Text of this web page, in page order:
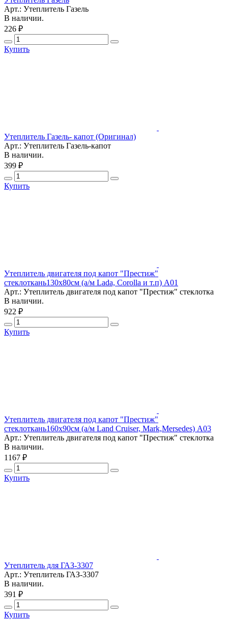
Арт.: Утеплитель Газель
В наличии.
226 ₽
Купить
Утеплитель Газель- капот (Оригинал)
Арт.: Утеплитель Газель-капот
В наличии.
399 ₽
Купить
Утеплитель двигателя под капот "Престиж"
стеклоткань130х80см (а/м Lada, Corolla и т.п) А01
Арт.: Утеплитель двигателя под капот "Престиж" стеклотка
В наличии.
922 ₽
Купить
Утеплитель двигателя под капот "Престиж"
стеклоткань160х90см (а/м Land Cruiser, Mark,Mersedes) A03
Арт.: Утеплитель двигателя под капот "Престиж" стеклотка
В наличии.
1167 ₽
Купить
Утеплитель для ГАЗ-3307
Арт.: Утеплитель ГАЗ-3307
В наличии.
391 ₽
Купить